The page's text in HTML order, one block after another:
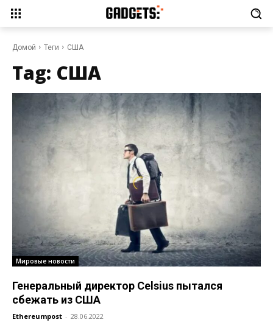
Домой Теги США
Tag: США
Мировые новости
Генеральный директор Celsius пытался
сбежать из США
Ethereumpost - 28.06.2022